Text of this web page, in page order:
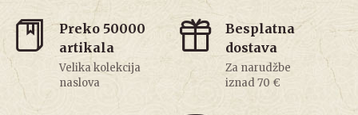
Preko 50000
artikala
Velika kolekcija
naslova
Besplatna
dostava
Za narudžbe
iznad 70 €